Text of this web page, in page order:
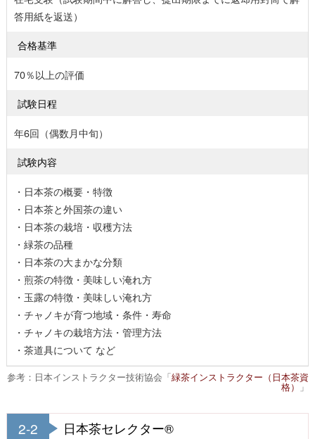
答用紙を返送）
合格基準
70％以上の評価
試験日程
年6回（偶数月中旬）
試験内容
・日本茶の概要・特徴
・日本茶と外国茶の違い
・日本茶の栽培・収穫方法
・緑茶の品種
・日本茶の大まかな分類
・煎茶の特徴・美味しい淹れ方
・玉露の特徴・美味しい淹れ方
・チャノキが育つ地域・条件・寿命
・チャノキの栽培方法・管理方法
・茶道具について など
参考：日本インストラクター技術協会「緑茶インストラクター（日本茶資
格） 」
2-2 日本茶セレクター®